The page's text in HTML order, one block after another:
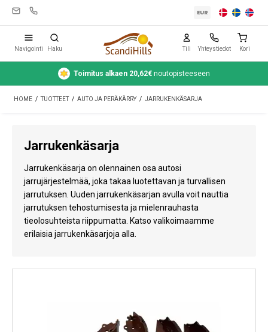
Leirintävarusteet
Teltat
Matkavarusteet
Auto ja peräkärry
Kaasu
EUR
Navigointi Haku Tili Yhteystiedot Kori
Toimitus alkaen 20,62€ noutopisteeseen
HOME / TUOTTEET / AUTO JA PERÄKÄRRY / JARRUKENKÄSARJA
Jarrukenkäsarja
Jarrukenkäsarja on olennainen osa autosi
jarrujärjestelmää, joka takaa luotettavan ja turvallisen
jarrutuksen. Uuden jarrukenkäsarjan avulla voit nauttia
jarrutuksen tehostumisesta ja mielenrauhasta
tieolosuhteista riippumatta. Katso valikoimaamme
erilaisia jarrukenkäsarjoja alla.